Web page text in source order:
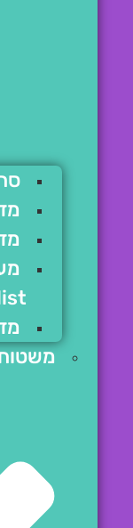
list
משטוח